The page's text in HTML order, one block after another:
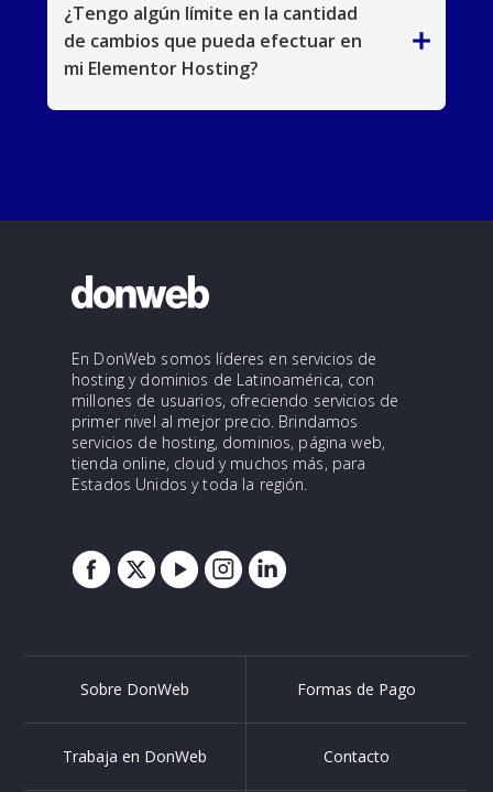
¿Tengo algún límite en la cantidad
de cambios que pueda efectuar en
mi Elementor Hosting?
add
En DonWeb somos líderes en servicios de
hosting y dominios de Latinoamérica, con
millones de usuarios, ofreciendo servicios de
primer nivel al mejor precio. Brindamos
servicios de hosting, dominios, página web,
tienda online, cloud y muchos más, para
Estados Unidos y toda la región.
Sobre DonWeb Formas de Pago
Trabaja en DonWeb Contacto